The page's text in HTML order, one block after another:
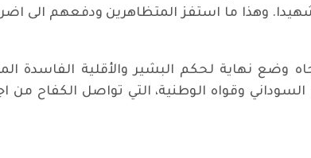
الماضية وسقط اثر ذلك ما لا يقل عن ٢٠ شهيدا. وهذا ما استفز
وضع نهاية لحكم البشير والأقلية الفاسدة
وقواه الوطنية، التي تواصل الكفاح
شيئا من الماضي